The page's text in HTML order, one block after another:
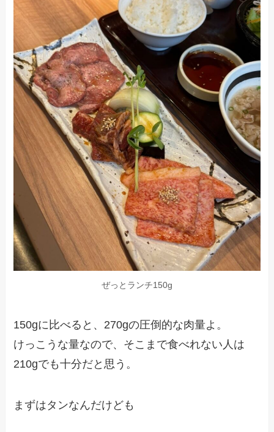
ぜっとランチ150g
150gに比べると、270gの圧倒的な肉量よ。
けっこうな量なので、そこまで食べれない人は
210gでも十分だと思う。
まずはタンなんだけども